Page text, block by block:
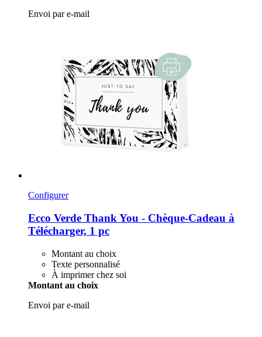
Envoi par e-mail
Configurer
Ecco Verde Thank You -​ Chèque-​Cadeau à
Télécharger, 1 pc
Montant au choix
Texte personnalisé
À imprimer chez soi
Montant au choix
Envoi par e-mail